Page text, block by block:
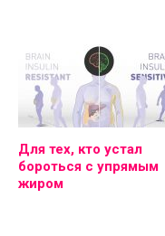
Для тех, кто устал
бороться с упрямым
жиром